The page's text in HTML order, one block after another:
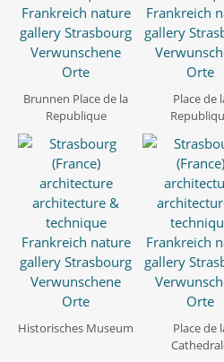
Brunnen Place de la
Republique
Place de
Historisches Museum
Place de